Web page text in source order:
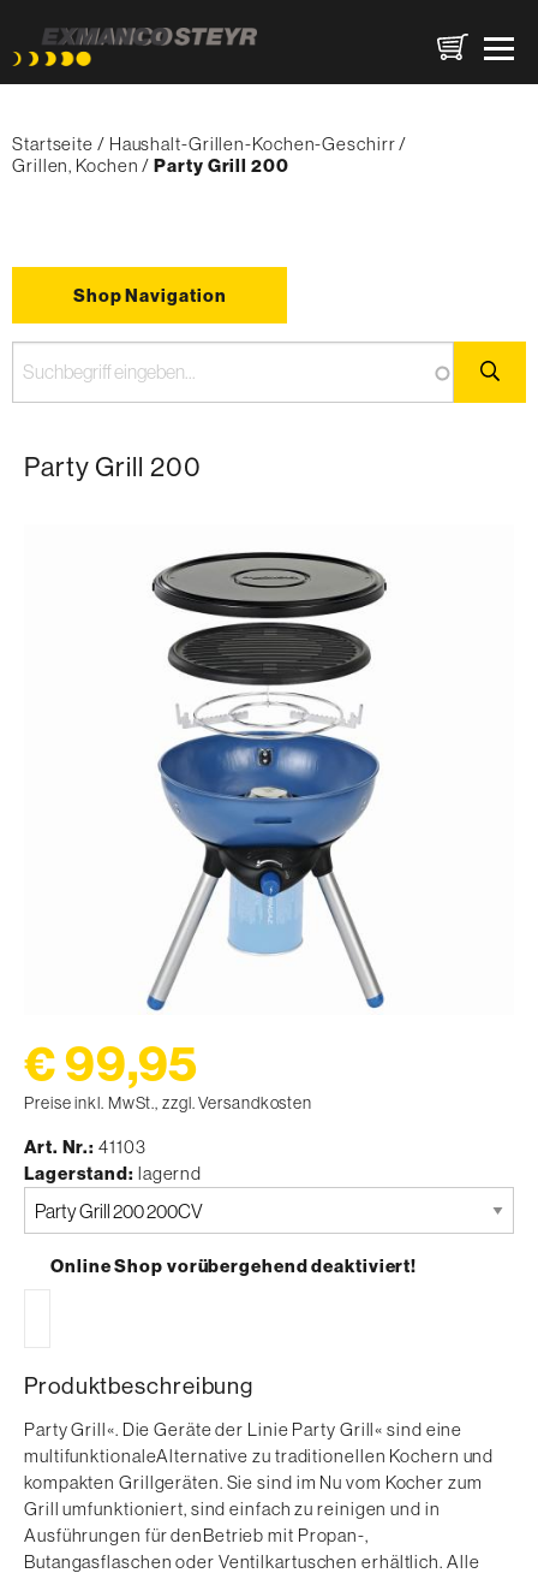
zum
Inhalt
Startseite
Haushalt-Grillen-Kochen-Geschirr
Grillen, Kochen
{'Current'|t}:
Party Grill 200
Shop Navigation
Party Grill 200
€ 99,95
Preise inkl. MwSt., zzgl. Versandkosten
Art. Nr. 41103
Lagerstand lagernd
Bitte
auswählen
Online Shop vorübergehend deaktiviert!
Produktbeschreibung
Party Grill«. Die Geräte der Linie Party Grill« sind eine
multifunktionaleAlternative zu traditionellen Kochern und
kompakten Grillgeräten. Sie sind im Nu vom Kocher zum
Grill umfunktioniert, sind einfach zu reinigen und in
Ausführungen für denBetrieb mit Propan-,
Butangasflaschen oder Ventilkartuschen erhältlich. Alle